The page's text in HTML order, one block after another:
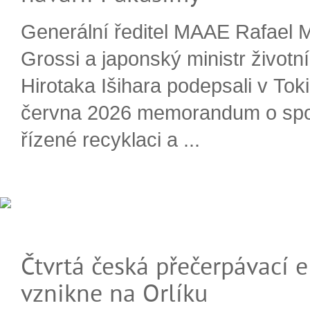
Generální ředitel MAAE Rafael
Grossi a japonský ministr
Hirotaka Išihara podepsali v
června 2026 memorandum o
řízené recyklaci a ...
Čtvrtá česká přečerpávací
vznikne na Orlíku